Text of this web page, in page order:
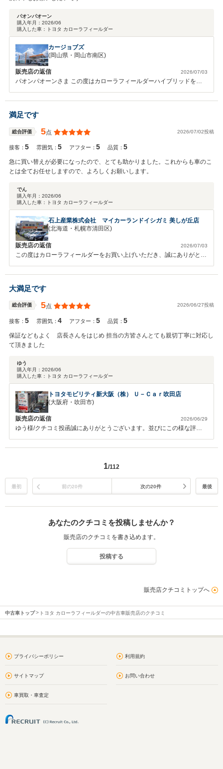
パオンパオーン
購入年月： 2026/06
購入した車：
トヨタ カローラフィールダー
カージョブズ
(岡山県・岡山市南区)
販売店の返信 2026/07/03
パオンパオーンさま この度はカローラフィールダーハイブリッドをご
注文いただきまして、誠にありがとうございました！ 手前味噌になり
ますが、良い車両をご案内することができたかなと思っております(^^)
引き続きメンテナンス等もお任せくださいませ♪ またのご用命を心より
満足です
総合評価 5点 2026/07/02投稿
接客：5 雰囲気：5 アフター：5 品質：5
急に買い替えが必要になったので、とても助かりました。これからも車のこ
とは全てお任せしますので、よろしくお願いします。
でん
購入年月： 2026/06
購入した車：
トヨタ カローラフィールダー
石上産業株式会社 マイカーランドイシガミ 美しが丘店
(北海道・札幌市清田区)
販売店の返信 2026/07/03
この度はカローラフィールダーをお買い上げいただき、誠にありがとう
の車の方が信頼性もあり下取りになる時のリセールも良いですから、良
お願いいたします。
大満足です
総合評価 5点 2026/06/27投稿
接客：5 雰囲気：4 アフター：5 品質：5
保証などもよく 店長さんをはじめ 担当の方皆さんとても親切丁寧に対応し
て頂きました
ゆう
購入年月： 2026/06
購入した車：
トヨタ カローラフィールダー
トヨタモビリティ新大阪（株） Ｕ－Ｃａｒ吹田店
(大阪府・吹田市)
販売店の返信 2026/06/29
ゆう様/クチコミ投函誠にありがとうございます。並びにこの様な評価
を頂きまして、店舗スタッフ一同大変嬉しく思っております。商談の際
は遠方より店舗までご足労いただき有難う御座いました。今後も末永い
1/112
最初 前の20件 次の20件 最後
あなたのクチコミを投稿しませんか？
販売店のクチコミを書き込めます。
投稿する
販売店クチコミトップへ
中古車トップ トヨタ カローラフィールダーの中古車販売店のクチコミ
プライバシーポリシー 利用規約
サイトマップ お問い合わせ
車買取・車査定